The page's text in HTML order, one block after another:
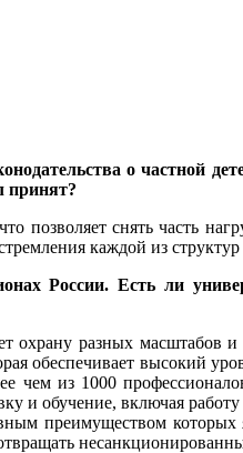
о частной
принят?
снять часть
каждой из
России. Есть ли
разных масштабов
обеспечивает высокий
чем из 1000
и обучение, включая
преимуществом которых